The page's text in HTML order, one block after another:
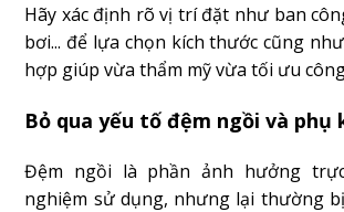
Hãy xác định rõ vị trí đặt như ban
bơi... để lựa chọn kích thước cũng
hợp giúp vừa thẩm mỹ vừa tối ưu
Bỏ qua yếu tố đệm ngồi và phụ
Đệm ngồi là phần ảnh hưởng
nghiệm sử dụng, nhưng lại thường